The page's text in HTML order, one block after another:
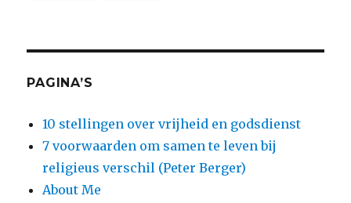
PAGINA’S
10 stellingen over vrijheid en godsdienst
7 voorwaarden om samen te leven bij
religieus verschil (Peter Berger)
About Me